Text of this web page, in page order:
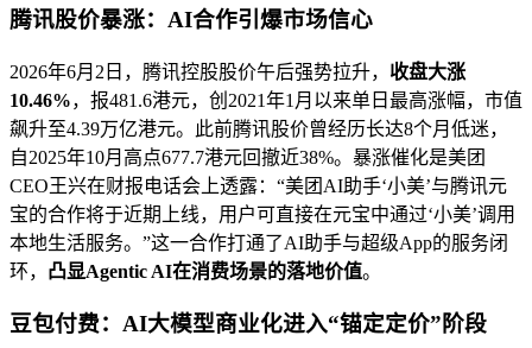
腾讯股价暴涨：AI合作引爆市场信心
2026年6月2日，腾讯控股股价午后强势拉升， 收盘大涨
10.46%，报481.6港元，创2021年1月以来单日最高涨幅，市值
飙升至4.39万亿港元。此前腾讯股价曾经历长达8个月低迷，
自2025年10月高点677.7港元回撤近38%。暴涨催化是美团
CEO王兴在财报电话会上透露：“美团AI助手‘小美’与腾讯元
宝的合作将于近期上线，用户可直接在元宝中通过‘小美’调用
本地生活服务。”这一合作打通了AI助手与超级App的服务闭
环， 凸显Agentic AI在消费场景的落地价值。
豆包付费：AI大模型商业化进入“锚定定价”阶段